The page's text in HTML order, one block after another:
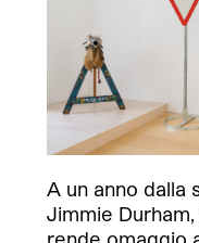
A un anno dalla
Jimmie